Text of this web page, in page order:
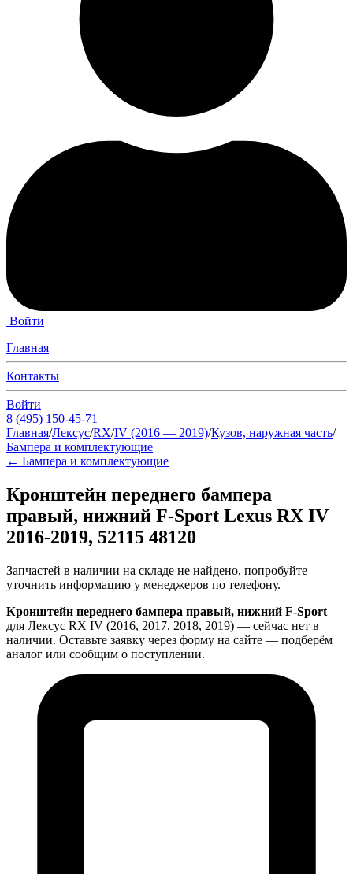
Войти
Главная
Контакты
Войти
8 (495) 150-45-71
Главная/Лексус/RX/IV (2016 — 2019)/Кузов, наружная часть/
Бампера и комплектующие
← Бампера и комплектующие
Кронштейн переднего бампера
правый, нижний F-Sport Lexus RX IV
2016-2019, 52115 48120
Запчастей в наличии на складе не найдено, попробуйте
уточнить информацию у менеджеров по телефону.
Кронштейн переднего бампера правый, нижний F-Sport
для Лексус RX IV (2016, 2017, 2018, 2019) — сейчас нет в
наличии. Оставьте заявку через форму на сайте — подберём
аналог или сообщим о поступлении.